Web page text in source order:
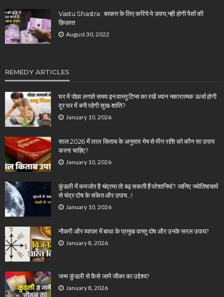
Vastu Shastra : बरकत के लिए करिये ये उपाय,नही होगी पैसों की
क़िल्लत
August 30, 2022
REMEDY ARTICLES
घर में पोछा लगाते समय इन वास्तु टिप्स का रखें ध्यान नकारात्मक ऊर्जा होगी
दूर घर में बनी रहेगी सुख-शांति?
January 10, 2026
साल 2026 में लाल किताब के अनुसार मेष से मीन राशि को कौन सा उपाय
करना चाहिए?
January 10, 2026
कुंडली में कमजोर है चंद्रमा तो बढ़ सकती हैं परेशानियां? जानिए ज्योतिषाचार्य
से चंद्र दोष के संकेत और उपाय…!
January 10, 2026
नौकरी और व्यापार में बाधा के प्रमुख वास्तु दोष और उनके सरल उपाय?
January 8, 2026
जन्म कुंडली से कैसे जानें जीवन का उद्देश्य?
January 8, 2026